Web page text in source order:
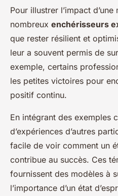
Pour illustrer l’impact
nombreux enchérisseurs
que rester résilient et
leur a souvent permis de
exemple, certains
les petites victoires pour
positif continu.
En intégrant des exemples
d’expériences d’autres
facile de voir comment un
contribue au succès. Ces
fournissent des modèles à
l’importance d’un état